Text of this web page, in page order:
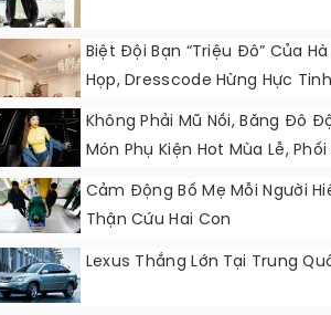
Biệt Đội Bạn “triệu Đô” Của Hà
Họp, Dresscode Hừng Hực
Sinh
Không Phải Mũ Nồi, Băng Đô
Món Phụ Kiện Hot Mùa Lễ, Phối
Chất?
Cảm Động Bố Mẹ Mỗi Người
Thận Cứu Hai Con
Lexus Thắng Lớn Tại Trung